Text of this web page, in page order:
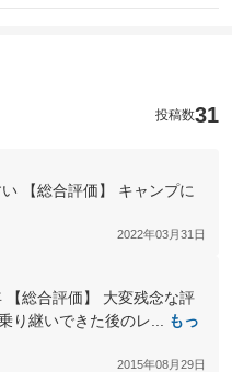
投稿数31
【総合評価】 キャンプに
2022年03月31日
【総合評価】 大変残念な評
り継いできた後のレ...
もっ
2015年08月29日